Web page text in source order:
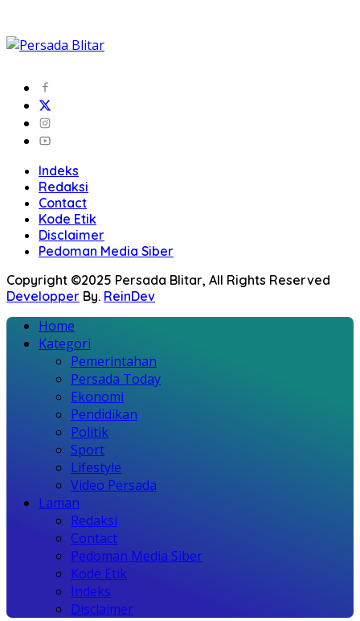
Indeks
Redaksi
Contact
Kode Etik
Disclaimer
Pedoman Media Siber
Copyright ©2025 Persada Blitar, All Rights Reserved
Developper By. ReinDev
Home
Kategori
Pemerintahan
Persada Today
Ekonomi
Pendidikan
Politik
Sport
Lifestyle
Video Persada
Laman
Redaksi
Contact
Pedoman Media Siber
Kode Etik
Indeks
Disclaimer